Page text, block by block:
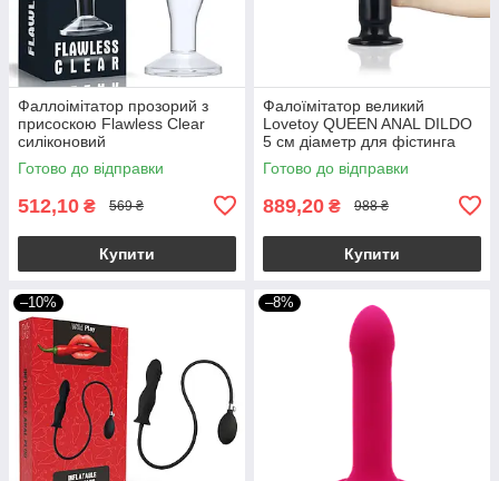
Фаллоімітатор прозорий з
присоскою Flawless Clear
силіконовий
Готово до відправки
512,10 ₴ 569 ₴
Купити
Фалоїмітатор великий
Lovetoy QUEEN ANAL DILDO
5 см діаметр для фістинга
Готово до відправки
889,20 ₴ 988 ₴
Купити
–10% –8%